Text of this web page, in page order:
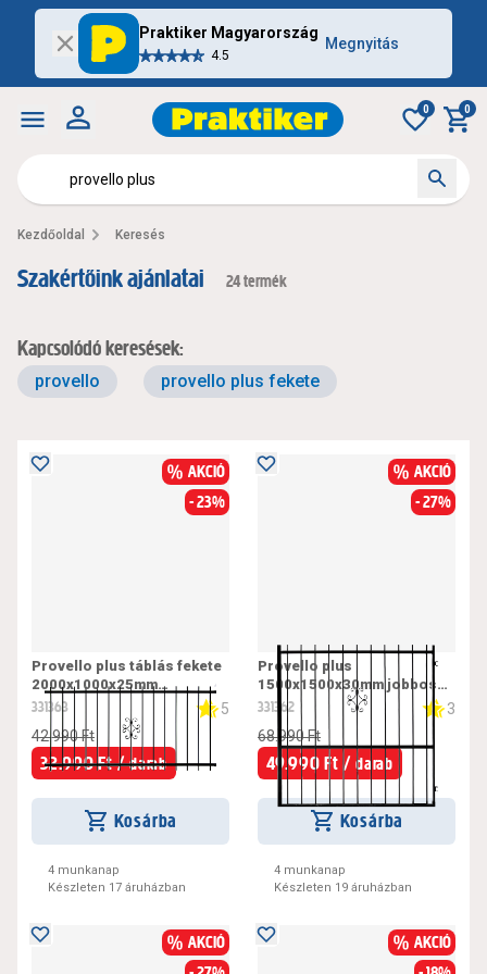
Praktiker Magyarország
4.5
Megnyitás
0 0
Kezdőoldal Keresés
Szakértőink ajánlatai 24 termék
Kapcsolódó keresések:
provello provello plus fekete
AKCIÓ
- 23%
Provello plus táblás fekete
2000x1000x25mm
kerítéselem
331363
5
42.990 Ft
32.990 Ft /darab
Kosárba
4 munkanap
Készleten 17 áruházban
AKCIÓ
- 27%
Provello plus
1500x1500x30mm jobbos
fekete nagykapu
331362
3
68.990 Ft
49.990 Ft / darab
Kosárba
4 munkanap
Készleten 19 áruházban
AKCIÓ
AKCIÓ